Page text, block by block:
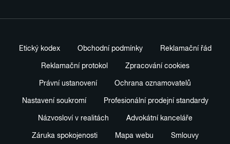
Etický kodex Obchodní podmínky Reklamační řád
Reklamační protokol Zpracování cookies
Právní ustanovení Ochrana oznamovatelů
Nastavení soukromí Profesionální prodejní standardy
Názvosloví v realitách Advokátní kanceláře
Záruka spokojenosti Mapa webu Smlouvy